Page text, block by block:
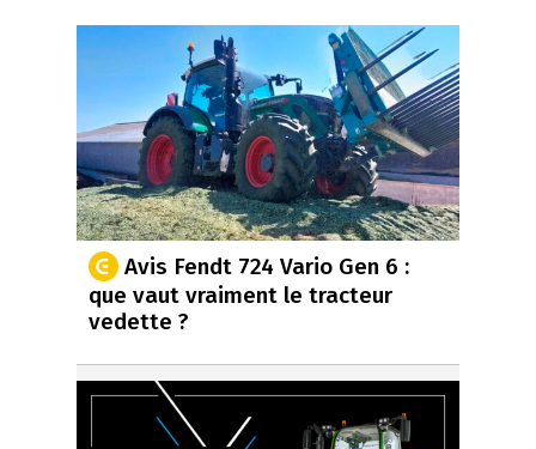
Avis Fendt 724 Vario Gen 6 :
que vaut vraiment le tracteur
vedette ?